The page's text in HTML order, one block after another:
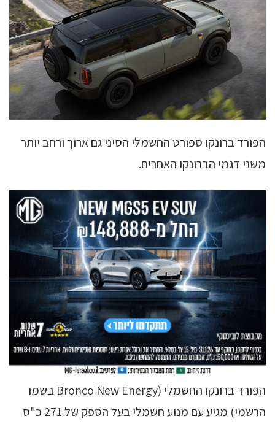
הפורד ברונקו ספורט החשמלי הסיני גם ארוך ורחב יותר
משני דגמי הברונקו האחרים.
הפורד ברונקו החשמלי (Bronco New Energy בשמו
הרשמי) מגיע עם מנוע חשמלי בעל הספק של 271 כ"ס